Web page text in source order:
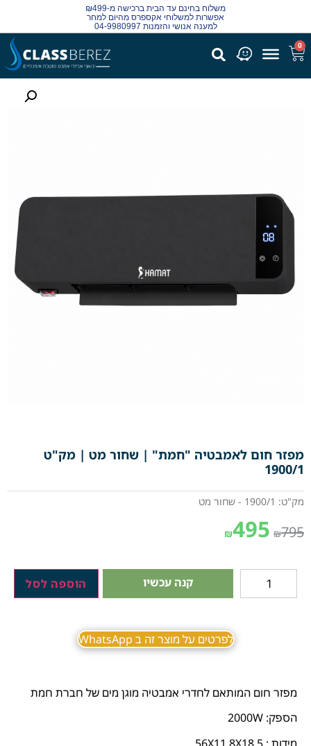
משלוח בחינם עד הבית ברכישה מ-₪499
אפשרות למשלוחי אקספרס מהיום למחר
למענה אנושי והזמנות 04-9980997
0
מפזר חום לאמבטיה "חמת" | שחור מט | מק"ט
1900/1
מק"ט: 1900/1 - שחור מט
₪795
₪495
קנה עכשיו הוספה לסל
לפרטים על מוצר זה ב WhatsApp
מפזר חום המותאם לחדרי אמבטיה מוגן מים של חברת חמת
הספק: 2000W